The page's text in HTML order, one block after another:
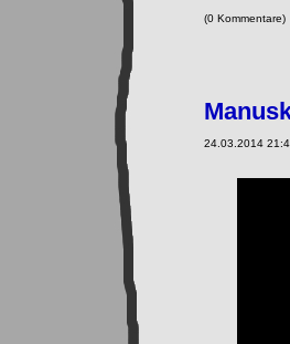
(0
24.03.2014